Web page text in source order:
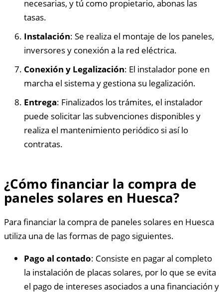
necesarias, y tú como propietario, abonas las
tasas.
Instalación: Se realiza el montaje de los paneles,
inversores y conexión a la red eléctrica.
Conexión y Legalización: El instalador pone en
marcha el sistema y gestiona su legalización.
Entrega: Finalizados los trámites, el instalador
puede solicitar las subvenciones disponibles y
realiza el mantenimiento periódico si así lo
contratas.
¿Cómo financiar la compra de
paneles solares en Huesca?
Para financiar la compra de paneles solares en Huesca
utiliza una de las formas de pago siguientes.
Pago al contado: Consiste en pagar al completo
la instalación de placas solares, por lo que se evita
el pago de intereses asociados a una financiación y